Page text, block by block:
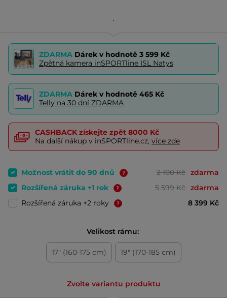
ZDARMA Dárek v hodnotě 3 599 Kč
Zpětná kamera inSPORTline ISL Natys
ZDARMA Dárek v hodnotě 465 Kč
Telly na 30 dní ZDARMA
CASHBACK získejte zpět 8000 Kč
Na další nákup v inSPORTline.cz, více zde
Možnost vrátit do 90 dnů 2 100 Kč zdarma
Rozšířená záruka +1 rok
5 599 Kč zdarma
Rozšířená záruka +2 roky
8 399 Kč
Velikost rámu:
17" (160-175 cm) 19" (170-185 cm)
Zvolte variantu produktu